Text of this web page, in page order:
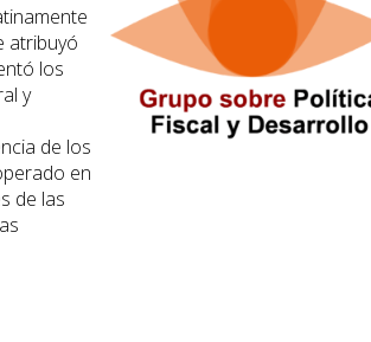
atribuyó
los
y
de los
en
de las